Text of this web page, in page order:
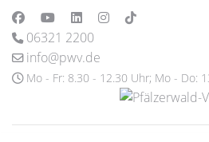
06321 2200
info@pwv.de
Mo - Fr: 8.30 - 12.30 Uhr; Mo - Do: